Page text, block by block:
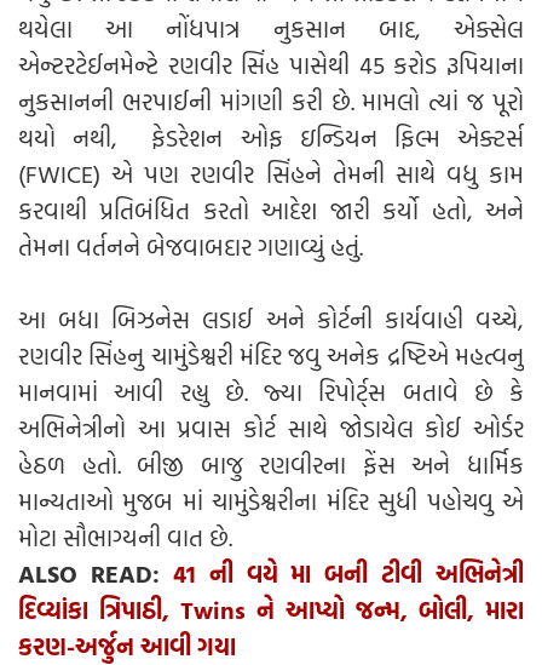
થયેલા આ નોંધપાત્ર નુકસાન બાદ, એક્સેલ
એન્ટરટેઈનમેન્ટે રણવીર સિંહ પાસેથી 45 કરોડ રૂપિયાના
નુકસાનની ભરપાઈની માંગણી કરી છે. મામલો ત્યાં જ પૂરો
થયો નથી, ફેડરેશન ઓફ ઇન્ડિયન ફિલ્મ એક્ટર્સ
(FWICE) એ પણ રણવીર સિંહને તેમની સાથે વધુ કામ
કરવાથી પ્રતિબંધિત કરતો આદેશ જારી કર્યો હતો, અને
તેમના વર્તનને બેજવાબદાર ગણાવ્યું હતું.
આ બધા બિઝનેસ લડાઈ અને કોર્ટની કાર્યવાહી વચ્ચે,
રણવીર સિંહનુ ચામુંડેશ્વરી મંદિર જવુ અનેક દ્રષ્ટિએ મહત્વનુ
માનવામાં આવી રહ્યુ છે. જ્યા રિપોર્ટ્સ બતાવે છે કે
અભિનેત્રીનો આ પ્રવાસ કોર્ટ સાથે જોડાયેલ કોઈ ઓર્ડર
હેઠળ હતો. બીજી બાજુ રણવીરના ફેંસ અને ધાર્મિક
માન્યતાઓ મુજબ માં ચામુંડેશ્વરીના મંદિર સુધી પહોચવુ એ
મોટા સૌભાગ્યની વાત છે.
ALSO READ: 41 ની વયે મા બની ટીવી અભિનેત્રી
દિવ્યાંકા ત્રિપાઠી, Twins ને આપ્યો જન્મ, બોલી, મારા
કરણ-અર્જુન આવી ગયા